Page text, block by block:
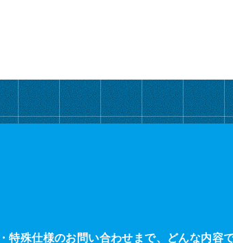
殊仕様のお問い合わせまで、どんな内容